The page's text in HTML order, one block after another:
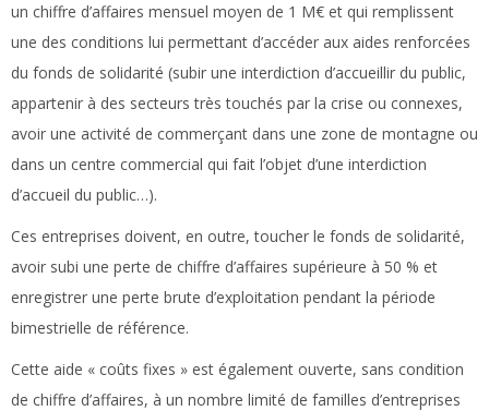
un chiffre d’affaires mensuel moyen de 1 M€ et qui remplissent
une des conditions lui permettant d’accéder aux aides renforcées
du fonds de solidarité (subir une interdiction d’accueillir du public,
appartenir à des secteurs très touchés par la crise ou connexes,
avoir une activité de commerçant dans une zone de montagne ou
dans un centre commercial qui fait l’objet d’une interdiction
d’accueil du public…).
Ces entreprises doivent, en outre, toucher le fonds de solidarité,
avoir subi une perte de chiffre d’affaires supérieure à 50 % et
enregistrer une perte brute d’exploitation pendant la période
bimestrielle de référence.
Cette aide « coûts fixes » est également ouverte, sans condition
de chiffre d’affaires, à un nombre limité de familles d’entreprises